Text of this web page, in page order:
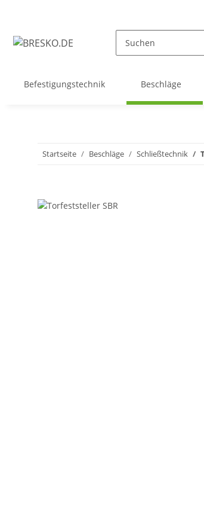
Befestigungstechnik Beschläge
Startseite Beschläge Schließtechnik